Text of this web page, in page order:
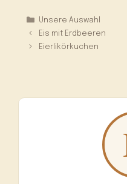
Kategorien
Unsere Auswahl
Eis mit Erdbeeren
Eierlikörkuchen